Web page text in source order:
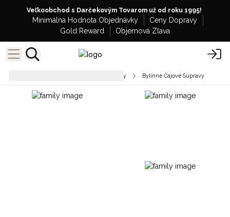
Veľkoobchod s Darčekovým Tovarom už od roku 1995!
Minimálna Hodnota Objednávky
Ceny Dopravy
Gold Reward
Objemová Zľava
Stolný servis a kuchynské doplnky Bylinné Čajové Súpravy